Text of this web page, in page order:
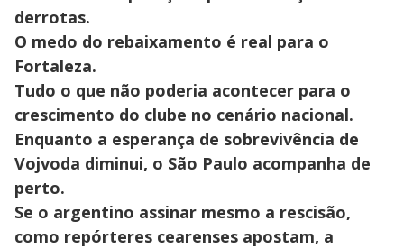
derrotas.
O medo do rebaixamento é real para o
Fortaleza.
Tudo o que não poderia acontecer para o
crescimento do clube no cenário nacional.
Enquanto a esperança de sobrevivência de
Vojvoda diminui, o São Paulo acompanha de
perto.
Se o argentino assinar mesmo a rescisão,
como repórteres cearenses apostam, a